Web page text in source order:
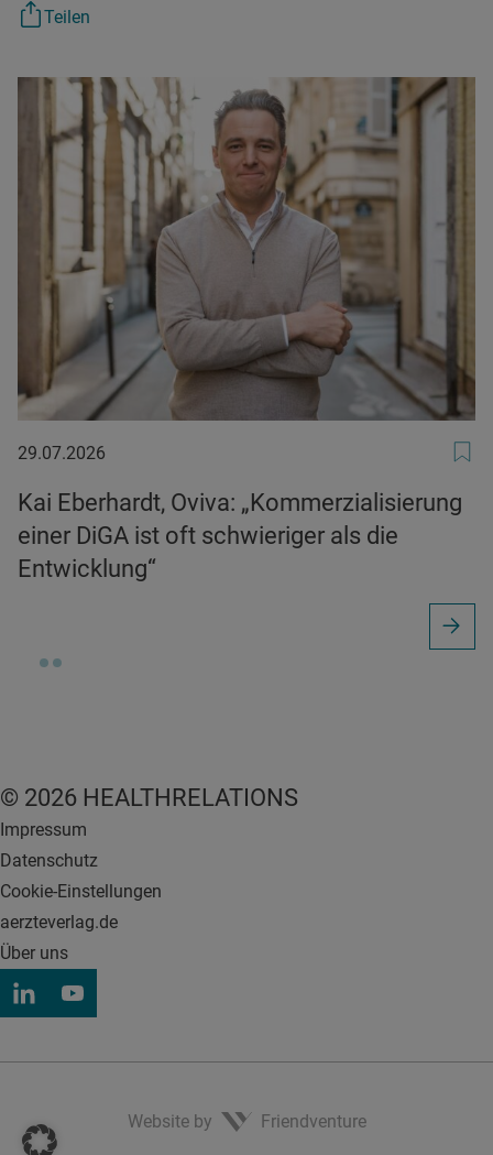
Teilen
29.07.2026
29.07.2026
Kai Eberhardt, Oviva: „Kommerzialisierung
einer DiGA ist oft schwieriger als die
Entwicklung“
© 2026 HEALTHRELATIONS
Impressum
Datenschutz
Cookie-Einstellungen
aerzteverlag.de
Über uns
Website by Friendventure